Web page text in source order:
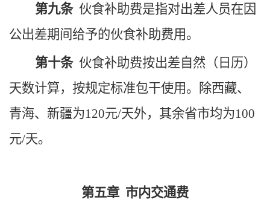
第九条 伙食补助费是指对出差人员在因
公出差期间给予的伙食补助费用。
第十条 伙食补助费按出差自然（日历）
天数计算，按规定标准包干使用。除西藏、
青海、新疆为120元/天外，其余省市均为100
元/天。
第五章 市内交通费